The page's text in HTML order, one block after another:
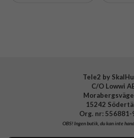
Tele2 by
C/O Lowwi
15242
Org. nr: 556881-
OBS!Ingen butik, du kan inte